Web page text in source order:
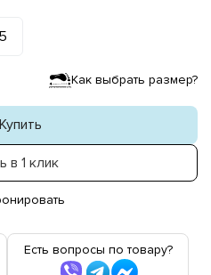
Как выбрать размер?
Купить
в 1 клик
Есть вопросы по товару?